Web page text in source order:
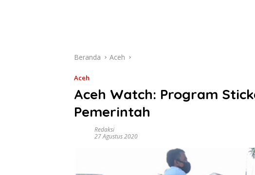
Beranda Aceh
Aceh
Aceh Watch: Program
Pemerintah
Redaksi
27 Agustus 2020